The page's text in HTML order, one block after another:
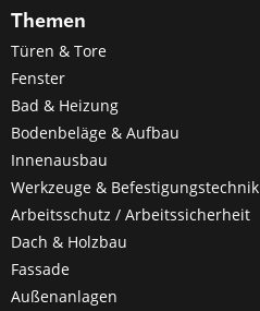
Themen
Türen & Tore
Fenster
Bad & Heizung
Bodenbeläge & Aufbau
Innenausbau
Werkzeuge & Befestigungstechnik
Arbeitsschutz / Arbeitssicherheit
Dach & Holzbau
Fassade
Außenanlagen